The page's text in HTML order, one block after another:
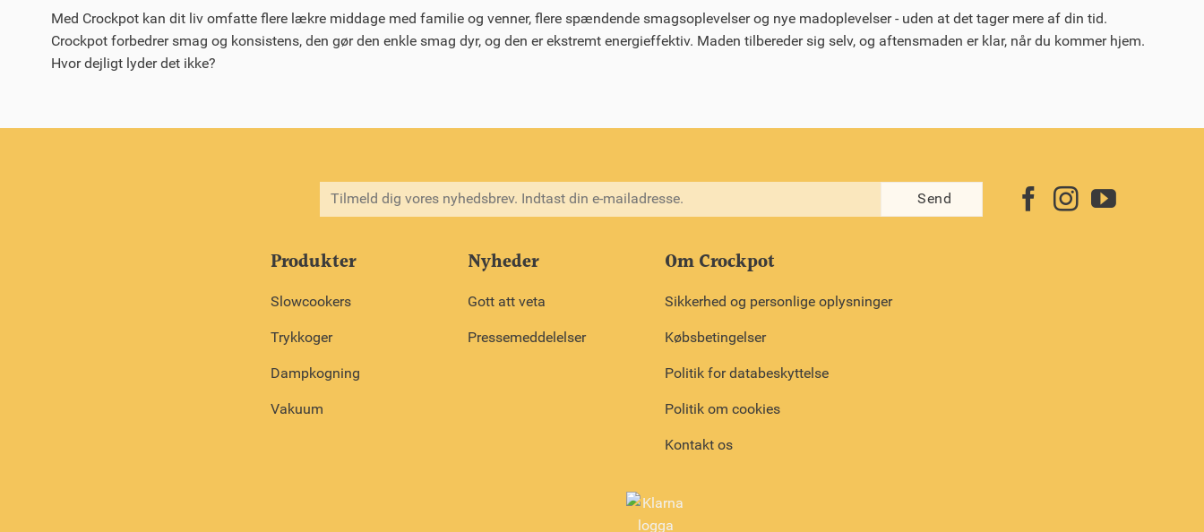
Med Crockpot kan dit liv omfatte flere lækre middage med familie og venner, flere spændende smagsoplevelser og nye madoplevelser - uden at det tager mere af din tid.
Crockpot forbedrer smag og konsistens, den gør den enkle smag dyr, og den er ekstremt energieffektiv. Maden tilbereder sig selv, og aftensmaden er klar, når du kommer hjem.
Hvor dejligt lyder det ikke?
Produkter
Slowcookers
Trykkoger
Dampkogning
Vakuum
Nyheder
Gott att veta
Pressemeddelelser
Om Crockpot
Sikkerhed og personlige oplysninger
Købsbetingelser
Politik for databeskyttelse
Politik om cookies
Kontakt os